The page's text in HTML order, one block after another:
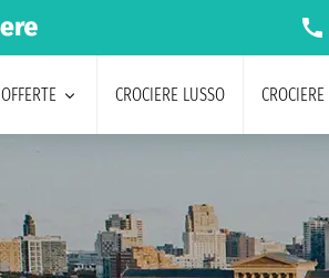
OFFERTE CROCIERE LUSSO CROCIERE